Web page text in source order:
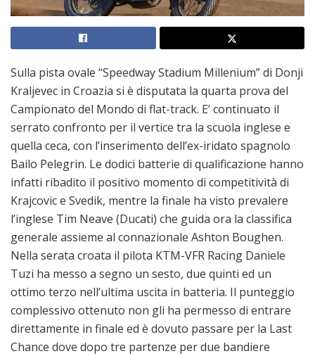
Sulla pista ovale “Speedway Stadium Millenium” di Donji
Kraljevec in Croazia si è disputata la quarta prova del
Campionato del Mondo di flat-track. E’ continuato il
serrato confronto per il vertice tra la scuola inglese e
quella ceca, con l’inserimento dell’ex-iridato spagnolo
Bailo Pelegrin. Le dodici batterie di qualificazione hanno
infatti ribadito il positivo momento di competitività di
Krajcovic e Svedik, mentre la finale ha visto prevalere
l’inglese Tim Neave (Ducati) che guida ora la classifica
generale assieme al connazionale Ashton Boughen.
Nella serata croata il pilota KTM-VFR Racing Daniele
Tuzi ha messo a segno un sesto, due quinti ed un
ottimo terzo nell’ultima uscita in batteria. Il punteggio
complessivo ottenuto non gli ha permesso di entrare
direttamente in finale ed è dovuto passare per la Last
Chance dove dopo tre partenze per due bandiere